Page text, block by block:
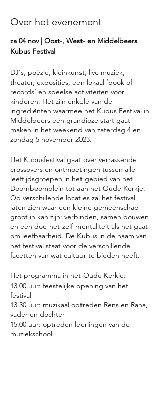
Over het evenement
za 04 nov | Oost-, West- en Middelbeers
Kubus Festival
DJ's, poëzie, kleinkunst, live muziek,
theater, exposities, een lokaal ‘book of
records’ en speelse activiteiten voor
kinderen. Het zijn enkele van de
ingrediënten waarmee het Kubus Festival in
Middelbeers een grandioze start gaat
maken in het weekend van zaterdag 4 en
zondag 5 november 2023.
Het Kubusfestival gaat over verrassende
crossovers en ontmoetingen tussen alle
leeftijdsgroepen in het gebied van het
Doornboomplein tot aan het Oude Kerkje.
Op verschillende locaties zal het festival
laten zien waar een kleine gemeenschap
groot in kan zijn: verbinden, samen bouwen
en een doe-het-zelf-mentaliteit als het gaat
om leefbaarheid. De Kubus in de naam van
het festival staat voor de verschillende
facetten van wat cultuur te bieden heeft.
Het programma in het Oude Kerkje:
13.00 uur: feestelijke opening van het
festival
13.30 uur: muzikaal optreden Rens en Rana,
vader en dochter
15.00 uur: optreden leerlingen van de
muziekschool